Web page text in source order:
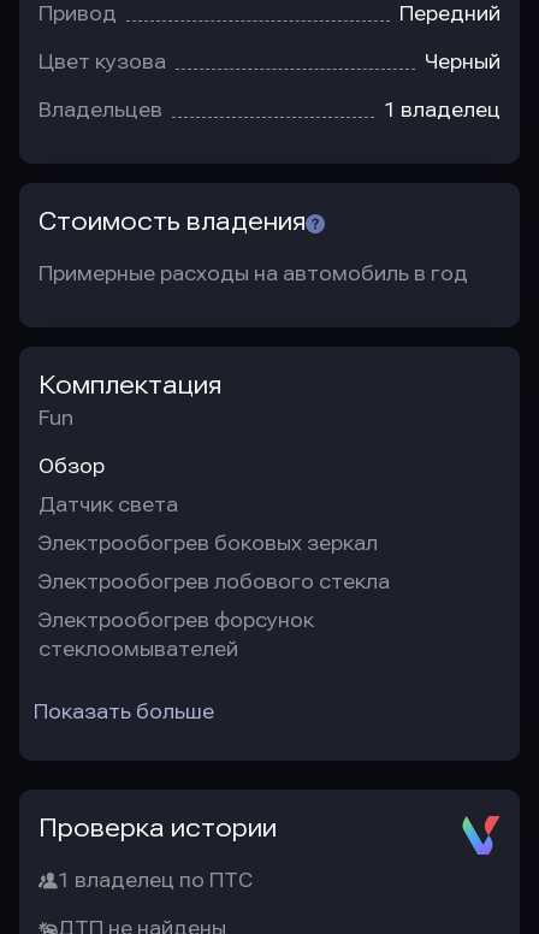
Привод Передний
Цвет кузова Черный
Владельцев 1 владелец
Стоимость владения
Примерные расходы на автомобиль в год
Комплектация
Fun
Обзор
Датчик света
Электрообогрев боковых зеркал
Электрообогрев лобового стекла
Электрообогрев форсунок
стеклоомывателей
Показать больше
Проверка истории
1 владелец по ПТС
ДТП не найдены